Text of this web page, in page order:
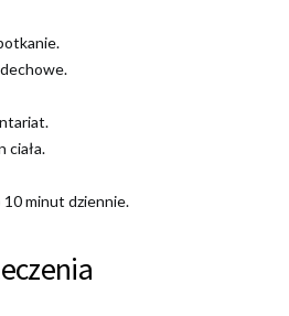
ciała.
minut dziennie.